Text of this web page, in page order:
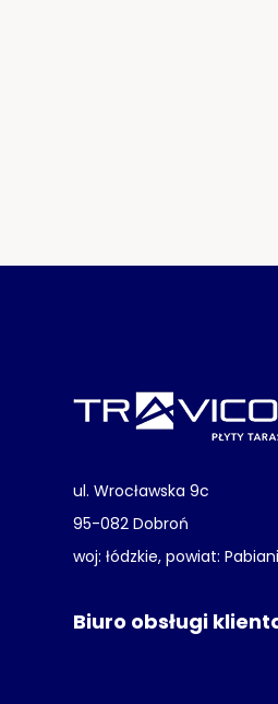
ul. Wrocławska 9c
95-082 Dobroń
woj: łódzkie, powiat:
Biuro obsługi